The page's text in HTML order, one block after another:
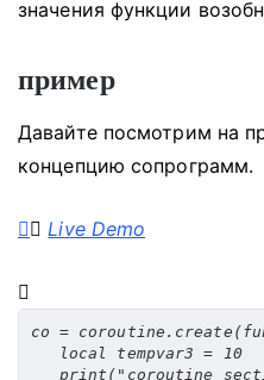
значения функции
пример
Давайте посмотрим на
концепцию сопрограмм.
Live Demo
co = coroutine . create (
local
tempvar3 =
10
print ( "coroutine